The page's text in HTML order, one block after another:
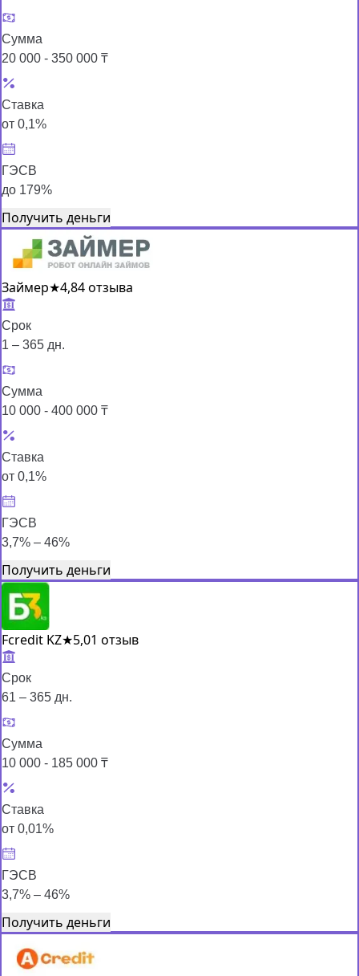
Сумма
20 000 - 350 000 ₸
Ставка
от 0,1%
ГЭСВ
до 179%
Получить деньги
Займер★4,84 отзыва
Срок
1 – 365 дн.
Сумма
10 000 - 400 000 ₸
Ставка
от 0,1%
ГЭСВ
3,7% – 46%
Получить деньги
Fcredit KZ★5,01 отзыв
Срок
61 – 365 дн.
Сумма
10 000 - 185 000 ₸
Ставка
от 0,01%
ГЭСВ
3,7% – 46%
Получить деньги